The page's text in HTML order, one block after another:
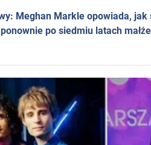
Meghan Markle opowiada, jak
po siedmiu latach